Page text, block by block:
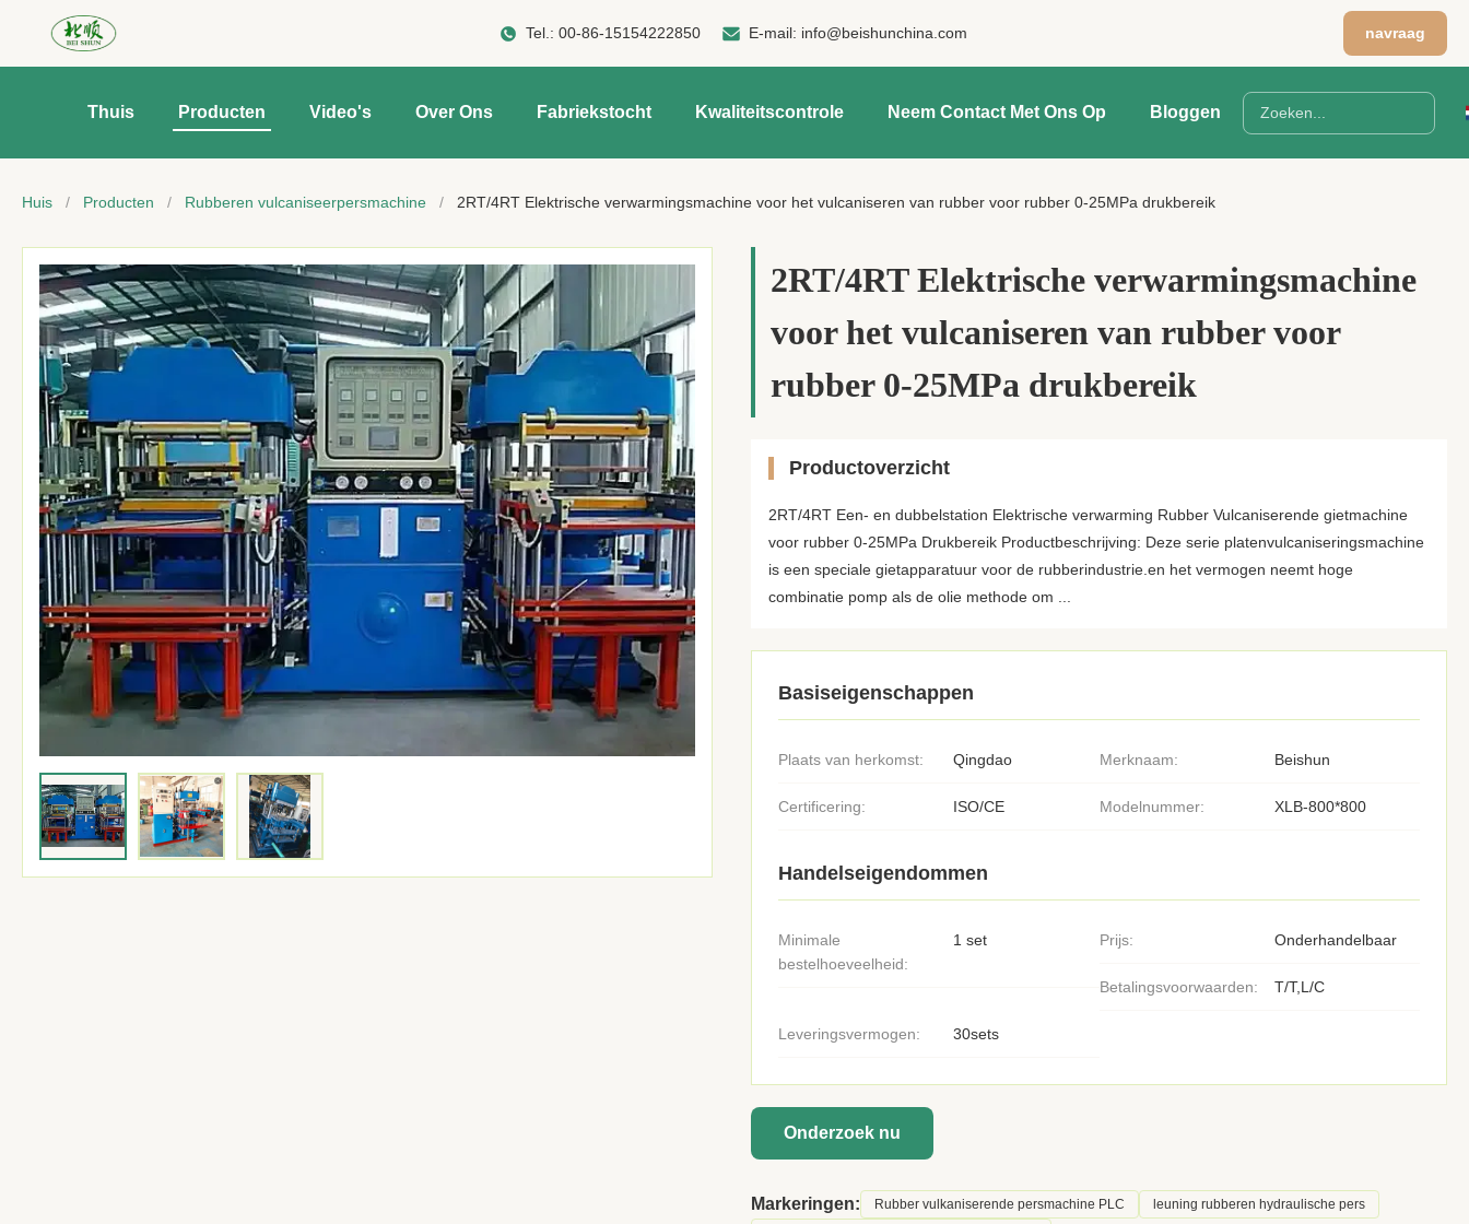
Tel.:00-86-15154222850 E-mail: info@beishunchina.com navraag
Thuis Producten Video's Over Ons Fabriekstocht Kwaliteitscontrole Neem Contact Met Ons Op Bloggen
Huis / Producten / Rubberen vulcaniseerpersmachine / 2RT/4RT Elektrische verwarmingsmachine voor het vulcaniseren van rubber voor rubber 0-25MPa drukbereik
2RT/4RT Elektrische verwarmingsmachine
voor het vulcaniseren van rubber voor
rubber 0-25MPa drukbereik
Productoverzicht
2RT/4RT Een- en dubbelstation Elektrische verwarming Rubber Vulcaniserende gietmachine
voor rubber 0-25MPa Drukbereik Productbeschrijving: Deze serie platenvulcaniseringsmachine
is een speciale gietapparatuur voor de rubberindustrie.en het vermogen neemt hoge
combinatie pomp als de olie methode om ...
Basiseigenschappen
Plaats van herkomst: Qingdao Merknaam: Beishun
Certificering: ISO/CE Modelnummer: XLB-800*800
Handelseigendommen
Minimale
bestelhoeveelheid:
1 set Prijs: Onderhandelbaar
Betalingsvoorwaarden: T/T,L/C
Leveringsvermogen: 30sets
Onderzoek nu
Markeringen: Rubber vulkaniserende persmachine PLC
leuning rubberen hydraulische pers